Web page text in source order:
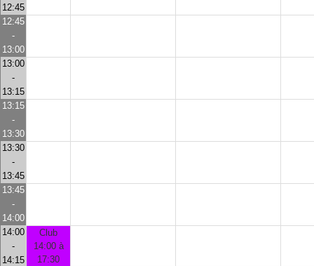
12:45
12:45
-
13:00
13:00
-
13:15
13:15
-
13:30
13:30
-
13:45
13:45
-
14:00
14:00
-
14:15
Club
14:00 à
17:30